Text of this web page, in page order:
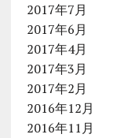
2017年7月
2017年6月
2017年4月
2017年3月
2017年2月
2016年12月
2016年11月